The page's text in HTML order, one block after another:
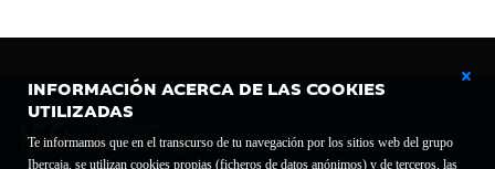
INFORMACIÓN ACERCA DE LAS COOKIES
UTILIZADAS
Te informamos que en el transcurso de tu navegación por los sitios web del grupo
Ibercaja, se utilizan cookies propias (ficheros de datos anónimos) y de terceros, las